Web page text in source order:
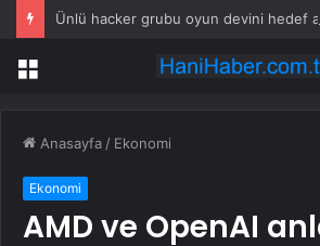
Menü
Anasayfa / Ekonomi
Ekonomi
AMD ve OpenAI